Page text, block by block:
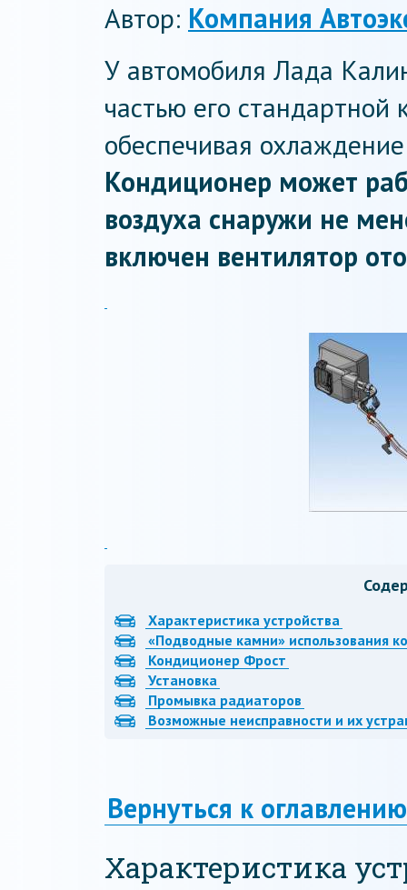
Автор: Компания
У автомобиля Лада
частью его стандартной
обеспечивая
Кондиционер может
воздуха снаружи не
включен вентилятор
Характеристика устройства
«Подводные камни» использования
Кондиционер Фрост
Установка
Промывка радиаторов
Возможные неисправности и их
Вернуться к оглавлению
Характеристика